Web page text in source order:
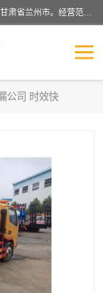
甘肃科探管道工程有限公司成立于2019年，注册地位于甘肃省兰州市。经营范围包括管道安装、清洗、疏通、维修、检测，防水工程，工程钻孔，化粪池清理，暖气安装，给排水管道安装维修，室内外管道如消防、供水、供热管道漏水检测定位，室内外防水堵漏等。
公司 时效快
漏水
漏水